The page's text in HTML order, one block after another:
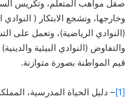
صقل مواهب المتعلم، وتكريس
وخارجها، وتشجع الابتكار (
(النوادي الرياضية)، وتعمل على
والتفاوض (النوادي البيئية
قيم المواطنة بصورة متوازنة.
[1]
– دليل الحياة المدرسية،